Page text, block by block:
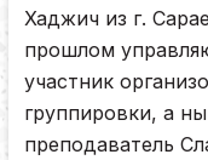
Хаджич из г.
прошлом
участник
группировки, а
преподаватель